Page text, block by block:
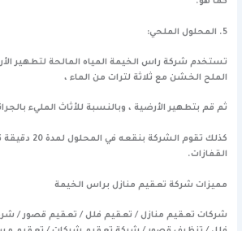
5. المحلول الملحي:
تستخدم شركة راس الخيمة المياه المالحة لتطهير
الملح الخشن مع ثلاثة لترات من الماء ،
ثم قم بتطهير الأرضية ، وبالنسبة للأثاث المليء
كذلك تقوم
القفازات.
مميزات شركة تعقيم منازل براس الخيمة
شركات تعقيم منازل / تعقيم فلل / تعقيم قصور /